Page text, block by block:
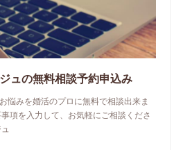
ュの無料相談予約申込み
悩みを婚活のプロに無料で相談出来ま
項を入力して、お気軽にご相談くださ